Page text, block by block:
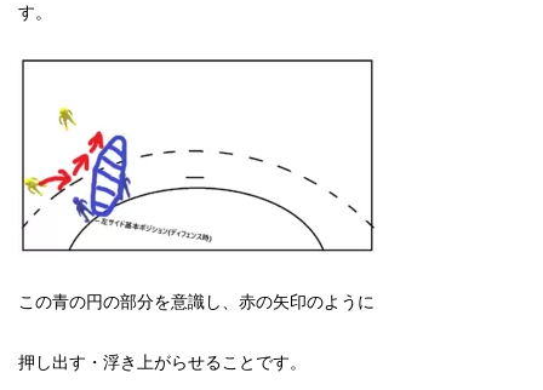
す。
この青の円の部分を意識し、赤の矢印のように
押し出す・浮き上がらせることです。